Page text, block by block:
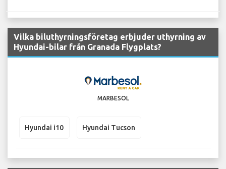
Vilka biluthyrningsföretag erbjuder uthyrning av
Hyundai-bilar från Granada Flygplats?
MARBESOL
Hyundai i10 Hyundai Tucson